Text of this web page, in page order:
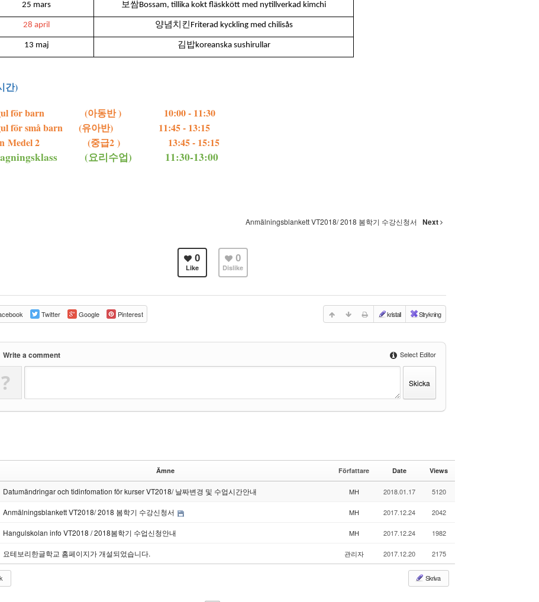
25 mars 보쌈Bossam, tillika kokt fläskkött med nytillverkad kimchi
28 april 양념치킨 Friterad kyckling med chilisås
13 maj 김밥koreanska sushirullar
간)
för barn (아동반 ) 10:00 - 11:30
för små barn (유아반) 11:45 - 13:15
Medel 2 (중급2 ) 13:45 - 15:15
(요리수업) 11:30-13:00
Anmälningsblankett VT2018/ 2018 봄학기 수강신청서 Next
0
Like
0
Dislike
Twitter Google Pinterest kristall Strykning
Write a comment Select Editor
?
Ämne Författare Date Views
Datumändringar och tidinfomation för kurser VT2018/ 날짜변경 및 수업시간안내 MH 2018.01.17 5120
Anmälningsblankett VT2018/ 2018 봄학기 수강신청서 MH 2017.12.24 2042
Hangulskolan info VT2018 / 2018봄학기 수업신청안내 MH 2017.12.24 1982
요테보리한글학교 홈페이지가 개설되었습니다. 관리자 2017.12.20 2175
Skriva